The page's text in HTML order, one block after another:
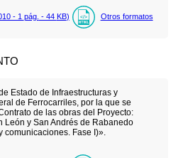
- 1 pág. - 44 KB) Otros formatos
Estado de Infraestructuras y
de Ferrocarriles, por la que se
de las obras del Proyecto:
León y San Andrés de Rabanedo
comunicaciones. Fase I)».